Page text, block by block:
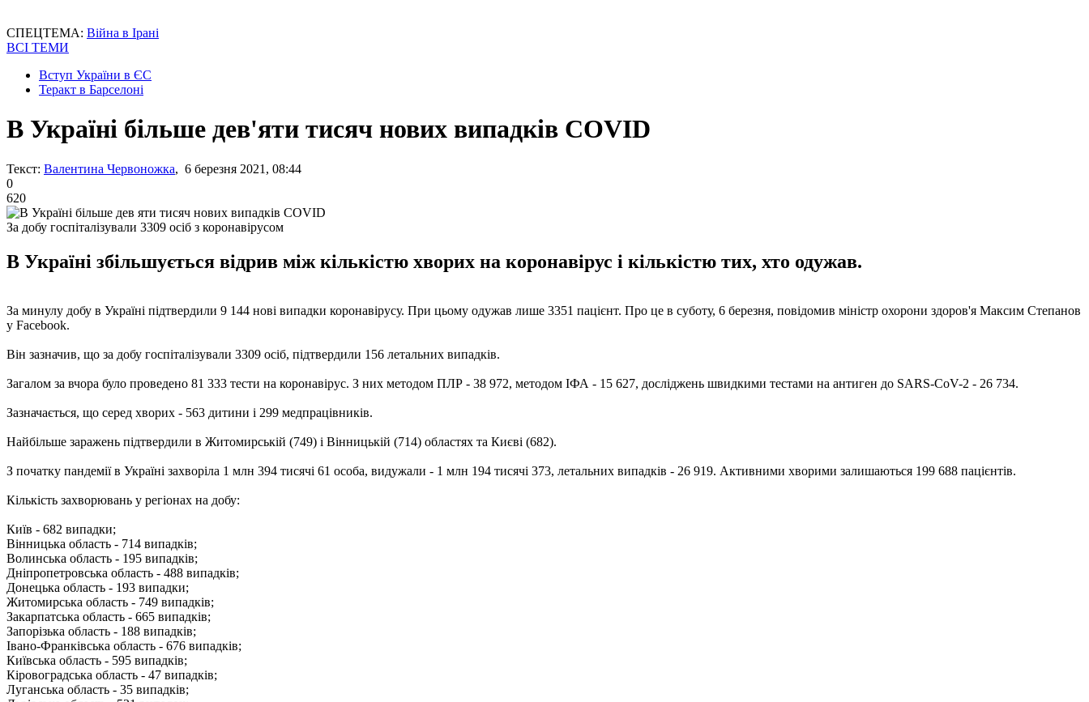
СПЕЦТЕМА: Війна в Ірані
ВСІ ТЕМИ
Вступ України в ЄС
Теракт в Барселоні
В Україні більше дев'яти тисяч нових випадків COVID
Текст: Валентина Червоножка, 6 березня 2021, 08:44
0
620
За добу госпіталізували 3309 осіб з коронавірусом
В Україні збільшується відрив між кількістю хворих на коронавірус і кількістю тих, хто одужав.
За минулу добу в Україні підтвердили 9 144 нові випадки коронавірусу. При цьому одужав лише 3351 пацієнт. Про це в суботу, 6 березня, повідомив міністр охорони здоров'я Максим Степанов
у Facebook.
Він зазначив, що за добу госпіталізували 3309 осіб, підтвердили 156 летальних випадків.
Загалом за вчора було проведено 81 333 тести на коронавірус. З них методом ПЛР - 38 972, методом ІФА - 15 627, досліджень швидкими тестами на антиген до SARS-CoV-2 - 26 734.
Зазначається, що серед хворих - 563 дитини і 299 медпрацівників.
Найбільше заражень підтвердили в Житомирській (749) і Вінницькій (714) областях та Києві (682).
З початку пандемії в Україні захворіла 1 млн 394 тисячі 61 особа, видужали - 1 млн 194 тисячі 373, летальних випадків - 26 919. Активними хворими залишаються 199 688 пацієнтів.
Кількість захворювань у регіонах на добу:
Київ - 682 випадки;
Вінницька область - 714 випадків;
Волинська область - 195 випадків;
Дніпропетровська область - 488 випадків;
Донецька область - 193 випадки;
Житомирська область - 749 випадків;
Закарпатська область - 665 випадків;
Запорізька область - 188 випадків;
Івано-Франківська область - 676 ​​випадків;
Київська область - 595 випадків;
Кіровоградська область - 47 випадків;
Луганська область - 35 випадків;